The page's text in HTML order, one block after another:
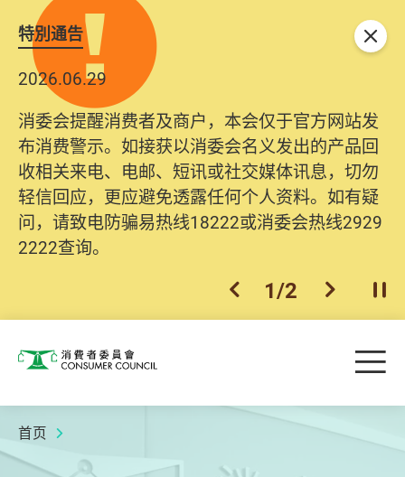
特別通告
2026.06.29
消委会提醒消费者及商户，本会仅于官方网站发
布消费警示。如接获以消委会名义发出的产品回
收相关来电、电邮、短讯或社交媒体讯息，切勿
轻信回应，更应避免透露任何个人资料。如有疑
问，请致电防骗易热线18222或消委会热线2929
2222查询。
上一个
1/2 下一个开
关闭
消费者委员会 目
首页